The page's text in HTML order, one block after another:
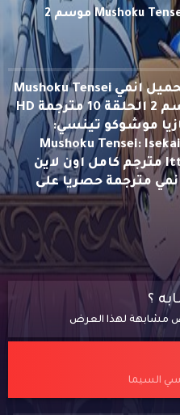
انمي Mushoku Tensei Isekai Ittara Honki Dasu موسم 2
مشاهدة وتحميل انمي Mushoku Tensei
Isekai Ittara Honki Dasu موسم 2 الحلقة 10 مترجمة HD
موشوكو تينسي:
التناسخ العاطل عن العمل Mushoku Tensei: Isekai
Ittara Honki Dasu 2021 S02 HD مترجم كامل اون لاين
مترجمة حصريا على
؟
مشابهة لهذا العرض
السيما